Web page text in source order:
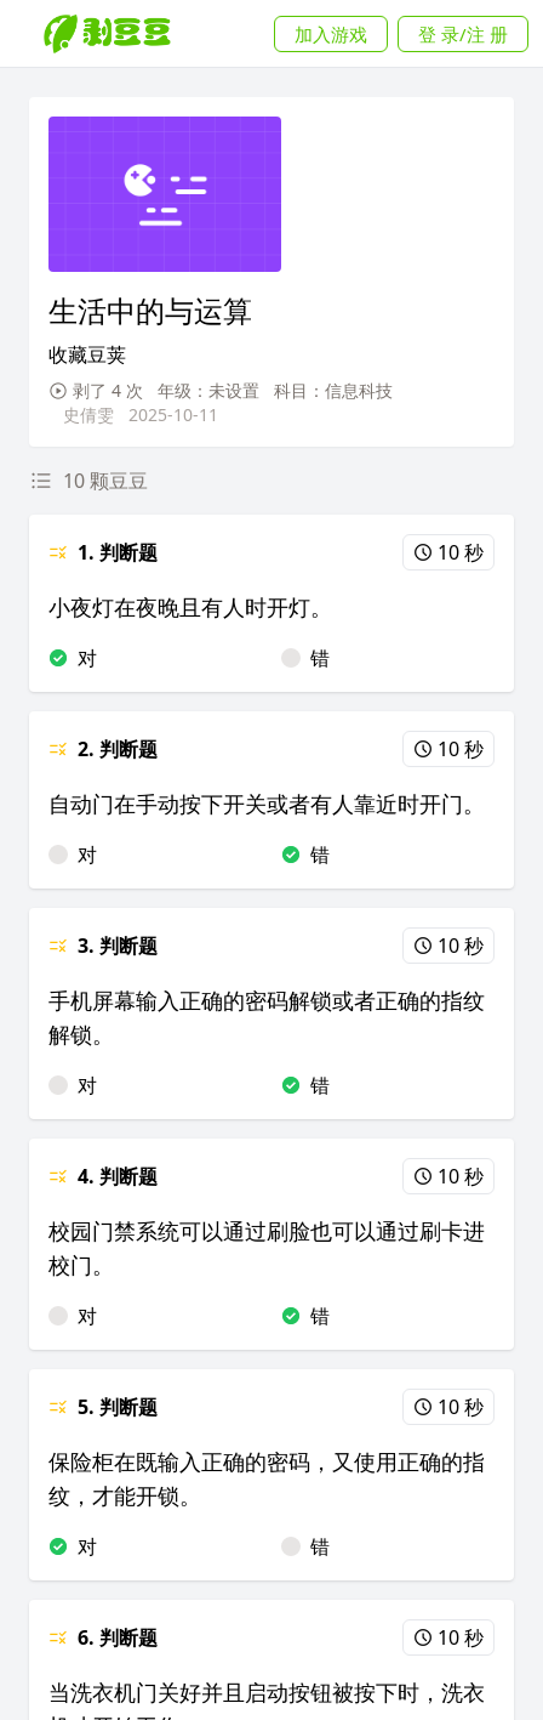
加入游戏 登 录/注 册
生活中的与运算
收藏豆荚
剥了 4 次 年级：未设置
科目：信息科技
史倩雯
2025-10-11
10 颗豆豆
1. 判断题 10 秒
小夜灯在夜晚且有人时开灯。
对 错
2. 判断题 10 秒
自动门在手动按下开关或者有人靠近时开门。
对 错
3. 判断题 10 秒
手机屏幕输入正确的密码解锁或者正确的指纹
解锁。
对 错
4. 判断题 10 秒
校园门禁系统可以通过刷脸也可以通过刷卡进
校门。
对 错
5. 判断题 10 秒
保险柜在既输入正确的密码，又使用正确的指
纹，才能开锁。
对 错
6. 判断题 10 秒
当洗衣机门关好并且启动按钮被按下时，洗衣